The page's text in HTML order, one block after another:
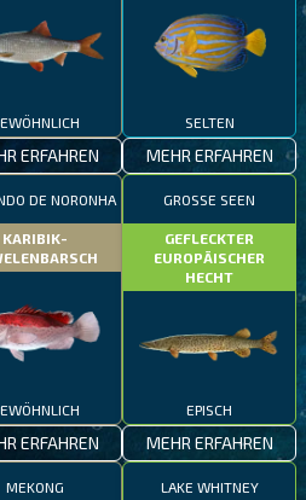
ERFAHREN
SELTEN
MEHR ERFAHREN
DE NORONHA
KARIBIK-
ERFAHREN
GROSSE SEEN
GEFLECKTER
EUROPÄISCHER
HECHT
EPISCH
MEHR ERFAHREN
MEKONG LAKE WHITNEY